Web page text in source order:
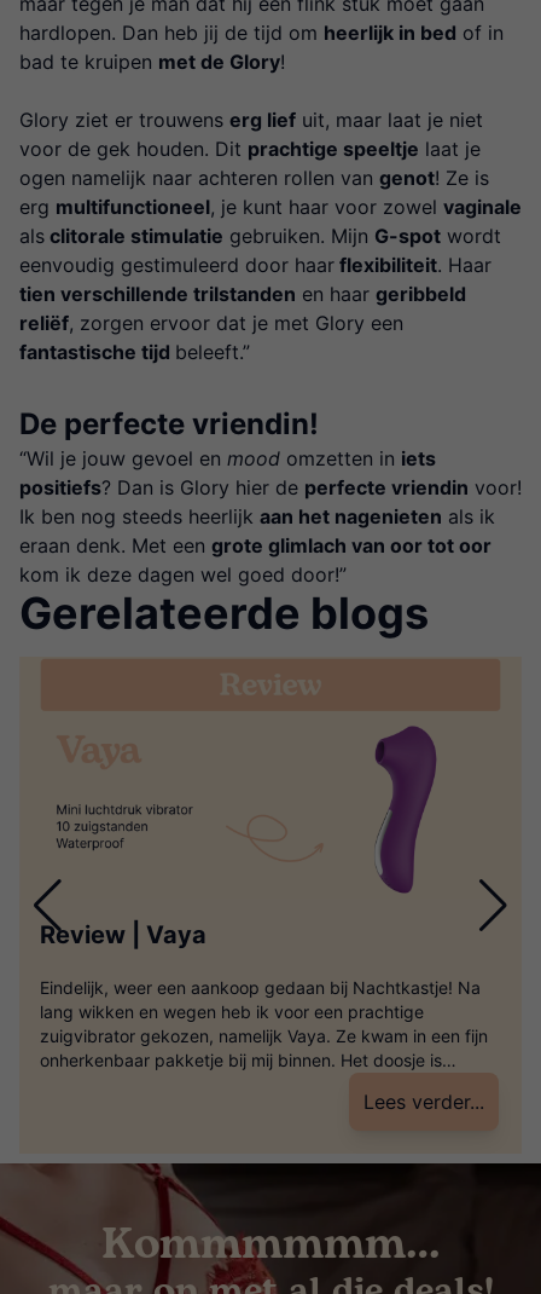
hardlopen. Dan heb jij de tijd om heerlijk in bed of in
bad te kruipen met de Glory!
Glory ziet er trouwens erg lief uit, maar laat je niet
voor de gek houden. Dit prachtige speeltje laat je
ogen namelijk naar achteren rollen van genot! Ze is
erg multifunctioneel, je kunt haar voor zowel vaginale
als clitorale stimulatie gebruiken. Mijn G-spot wordt
eenvoudig gestimuleerd door haar flexibiliteit. Haar
tien verschillende trilstanden en haar geribbeld
reliëf, zorgen ervoor dat je met Glory een
fantastische tijd beleeft.”
De perfecte vriendin!
“Wil je jouw gevoel en mood omzetten in iets
positiefs? Dan is Glory hier de perfecte vriendin voor!
Ik ben nog steeds heerlijk aan het nagenieten als ik
eraan denk. Met een grote glimlach van oor tot oor
kom ik deze dagen wel goed door!”
Gerelateerde blogs
Review | Vaya
Eindelijk, weer een aankoop gedaan bij Nachtkastje! Na
lang wikken en wegen heb ik voor een prachtige
zuigvibrator gekozen, namelijk Vaya. Ze kwam in een fijn
onherkenbaar pakketje bij mij binnen. Het doosje is
voorzien van een label met ‘breekbaar’ en een discrete
afzender. Ideaal! Het is hierdoor totaal niet herkenbaar
Lees verder...
Kommmmmm…